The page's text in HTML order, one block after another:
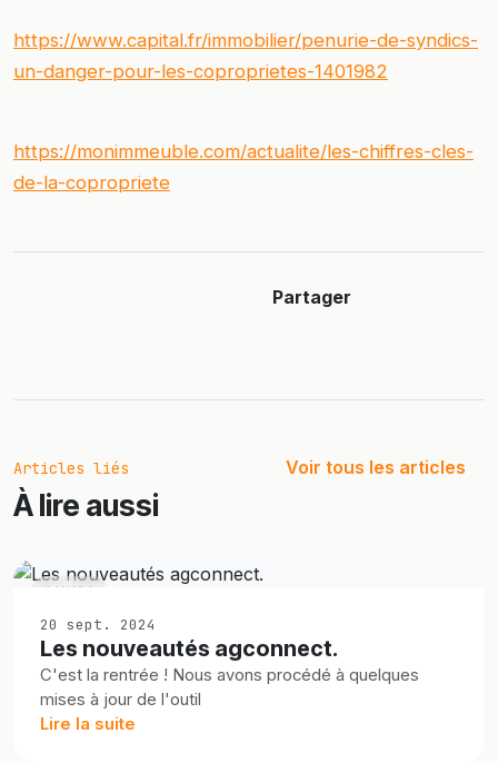
https://www.capital.fr/immobilier/penurie-de-syndics-
un-danger-pour-les-coproprietes-1401982
https://monimmeuble.com/actualite/les-chiffres-cles-
de-la-copropriete
Partager
Articles liés
À lire aussi
Voir tous les articles
CANADA
20 sept. 2024
Les nouveautés agconnect.
C'est la rentrée ! Nous avons procédé à quelques
mises à jour de l'outil
Lire la suite